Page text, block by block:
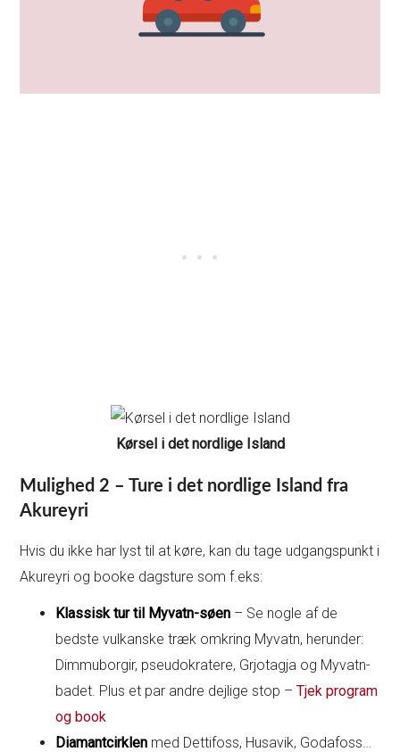
Kørsel i det nordlige Island
Mulighed 2 – Ture i det nordlige Island fra
Akureyri
Hvis du ikke har lyst til at køre, kan du tage udgangspunkt i
Akureyri og booke dagsture som f.eks:
Klassisk tur til Myvatn-søen – Se nogle af de
bedste vulkanske træk omkring Myvatn, herunder:
Dimmuborgir, pseudokratere, Grjotagja og Myvatn-
badet. Plus et par andre dejlige stop –Tjek program
og book
Diamantcirklen med Dettifoss, Husavik, Godafoss…